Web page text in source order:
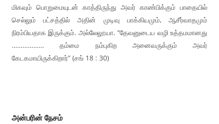
மிகவும் பொறுமையுடன் காத்திருந்து அவர் காண்பிக்கும் பாதையில்
செல்லும் பட்சத்தில் அதின் முடிவு பாக்கியமும், ஆசீர்வாதமும்
நிரம்பியதாக இருக்கும். அல்லேலூயா. “தேவனுடைய வழி உத்தமமானது
……………… தம்மை நம்புகிற அனைவருக்கும் அவர்
கேடகமாயிருக்கிறார்” (சங் 18 : 30)
அன்பரின் நேசம்